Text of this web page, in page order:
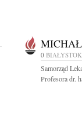
0 BIAŁYSTOK
Samorząd
Profesora dr.